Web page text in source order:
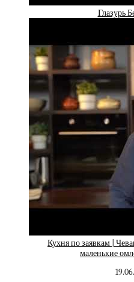
Глазурь
Кухня по заявкам |
маленькие